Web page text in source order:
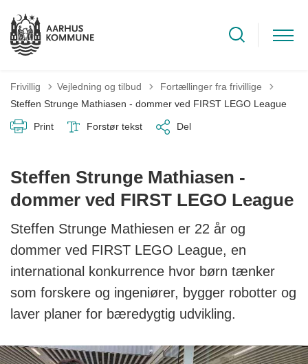
Frivillig Vejledning og tilbud Tilbage til
Fortællinger fra frivillige
Steffen Strunge Mathiasen - dommer ved FIRST LEGO League
Print Forstør tekst Del
Steffen Strunge Mathiasen -
dommer ved FIRST LEGO League
Steffen Strunge Mathiesen er 22 år og
dommer ved FIRST LEGO League, en
international konkurrence hvor børn tænker
som forskere og ingeniører, bygger robotter og
laver planer for bæredygtig udvikling.